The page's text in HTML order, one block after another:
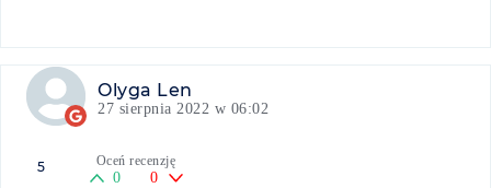
Olyga Len
27 sierpnia 2022 w 06:02
5 Oceń recenzję
0 0